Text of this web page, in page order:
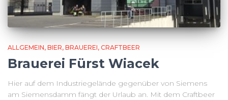
ALLGEMEIN BIER BRAUEREI CRAFTBEER
Brauerei Fürst Wiacek
Hier auf dem Industriegelände gegenüber von Siemens
am Siemensdamm fängt der Urlaub an. Mit dem Craftbeer